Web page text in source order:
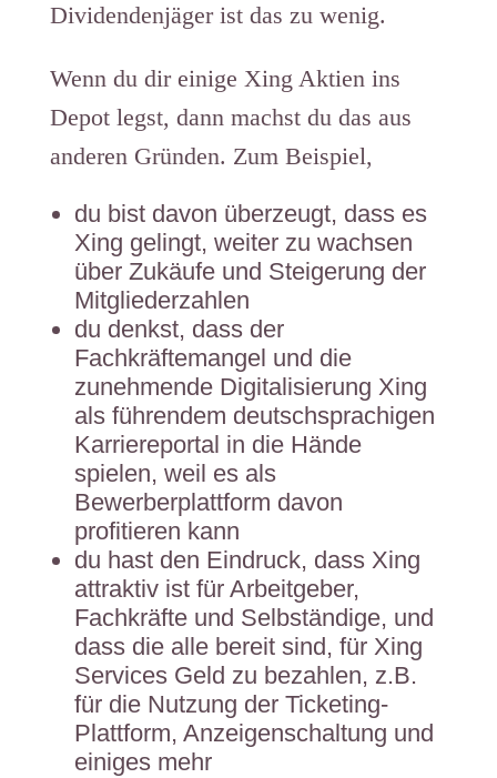
Dividendenjäger ist das zu wenig.
Wenn du dir einige Xing Aktien ins
Depot legst, dann machst du das aus
anderen Gründen. Zum Beispiel,
du bist davon überzeugt, dass es
Xing gelingt, weiter zu wachsen
über Zukäufe und Steigerung der
Mitgliederzahlen
du denkst, dass der
Fachkräftemangel und die
zunehmende Digitalisierung Xing
als führendem deutschsprachigen
Karriereportal in die Hände
spielen, weil es als
Bewerberplattform davon
profitieren kann
du hast den Eindruck, dass Xing
attraktiv ist für Arbeitgeber,
Fachkräfte und Selbständige, und
dass die alle bereit sind, für Xing
Services Geld zu bezahlen, z.B.
für die Nutzung der Ticketing-
Plattform, Anzeigenschaltung und
einiges mehr